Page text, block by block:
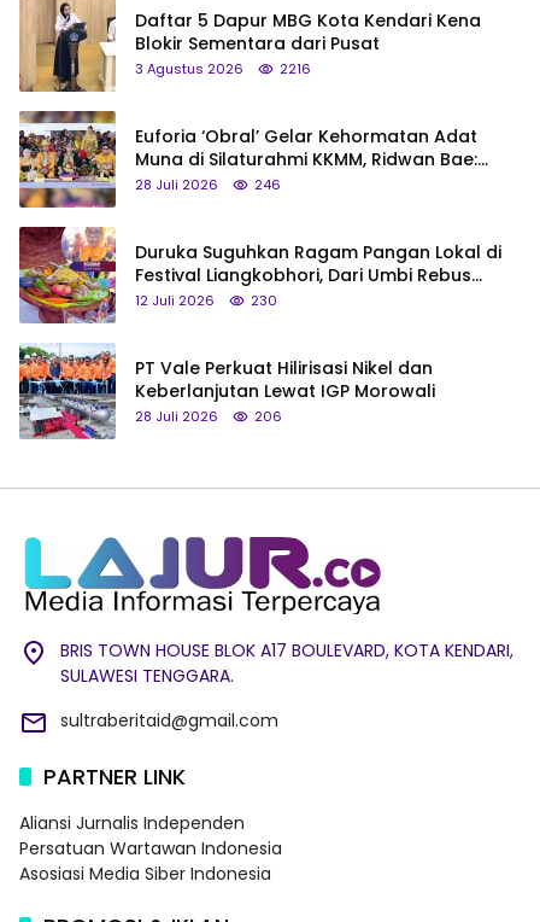
Daftar 5 Dapur MBG Kota Kendari Kena
Blokir Sementara dari Pusat
3 Agustus 2026 2216
Euforia ‘Obral’ Gelar Kehormatan Adat
Muna di Silaturahmi KKMM, Ridwan Bae:
Saya Bukan Tipe Begitu, Belum Pantas!
28 Juli 2026 246
Duruka Suguhkan Ragam Pangan Lokal di
Festival Liangkobhori, Dari Umbi Rebus
hingga Tumpeng Beras Muna
12 Juli 2026 230
PT Vale Perkuat Hilirisasi Nikel dan
Keberlanjutan Lewat IGP Morowali
28 Juli 2026 206
BRIS TOWN HOUSE BLOK A17 BOULEVARD, KOTA KENDARI,
SULAWESI TENGGARA.
sultraberitaid@gmail.com
PARTNER LINK
Aliansi Jurnalis Independen
Persatuan Wartawan Indonesia
Asosiasi Media Siber Indonesia